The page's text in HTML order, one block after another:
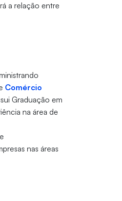
a relação entre
Comércio
Graduação em
na área de
nas áreas